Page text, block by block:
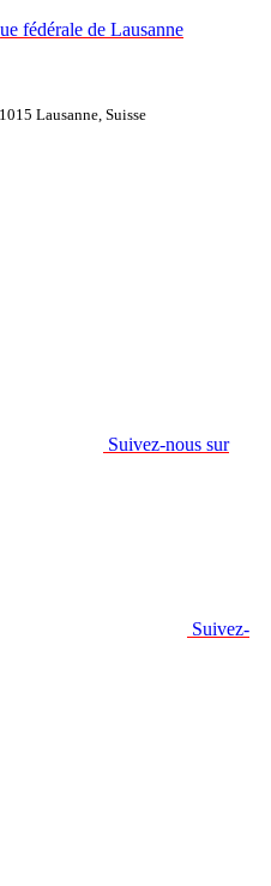
Lausanne, Suisse
Suivez-nous sur
Suivez-